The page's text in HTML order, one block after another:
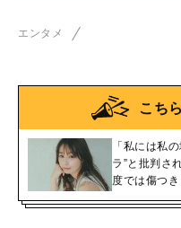
エンタメ
こち
「私には私
ラ”と批判さ
度では傷つき